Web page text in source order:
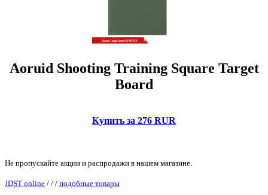
Aoruid Shooting Training Square Target
Board
Купить за 276 RUR
Не пропускайте акции и распродажи в нашем магазине.
JDST online / / / подобные товары